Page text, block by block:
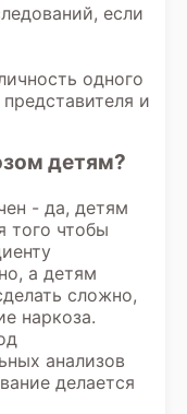
если
одного
и
детям?
- да, детям
того чтобы
а детям
сложно,
наркоза.
анализов
делается